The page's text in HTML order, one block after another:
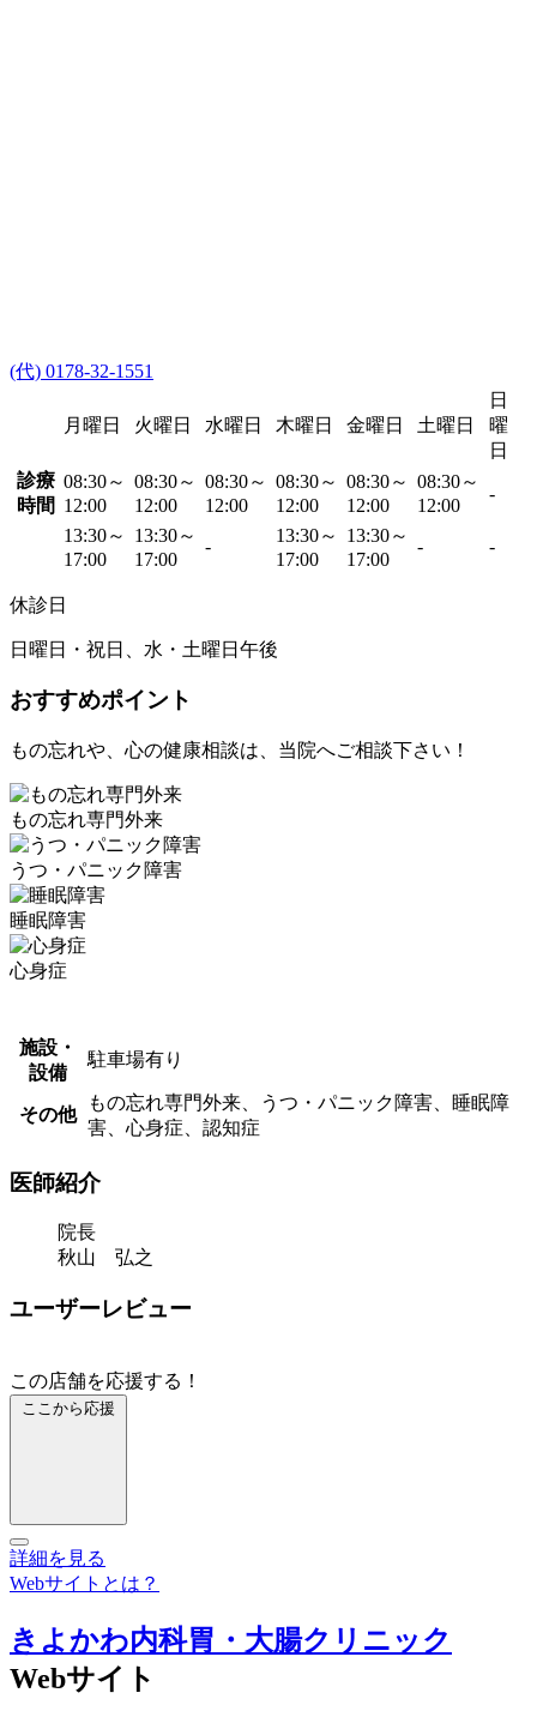
(代) 0178-32-1551
月曜日 火曜日 水曜日 木曜日 金曜日 土曜日
日
曜
日
診療
時間
08:30～
12:00
08:30～
12:00
08:30～
12:00
08:30～
12:00
08:30～
12:00
08:30～
12:00
-
13:30～
17:00
13:30～
17:00
-
13:30～
17:00
13:30～
17:00
- -
休診日
日曜日・祝日、水・土曜日午後
おすすめポイント
もの忘れや、心の健康相談は、当院へご相談下さい！
もの忘れ専門外来
うつ・パニック障害
睡眠障害
心身症
施設・
設備
駐車場有り
その他
もの忘れ専門外来、うつ・パニック障害、睡眠障
害、心身症、認知症
医師紹介
院長
秋山 弘之
ユーザーレビュー
この店舗を応援する！
ここから応援
詳細を見る
Webサイトとは？
きよかわ内科胃・大腸クリニック
Webサイト